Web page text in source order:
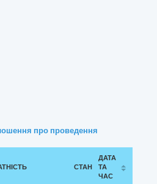
про проведення
СТАН
ДАТА
ТА
ЧАС